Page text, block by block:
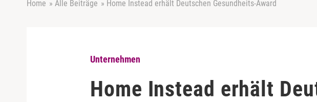
Home » Alle Beiträge » Home Instead erhält Deutschen Gesundheits-Award
Unternehmen
Home Instead erhält